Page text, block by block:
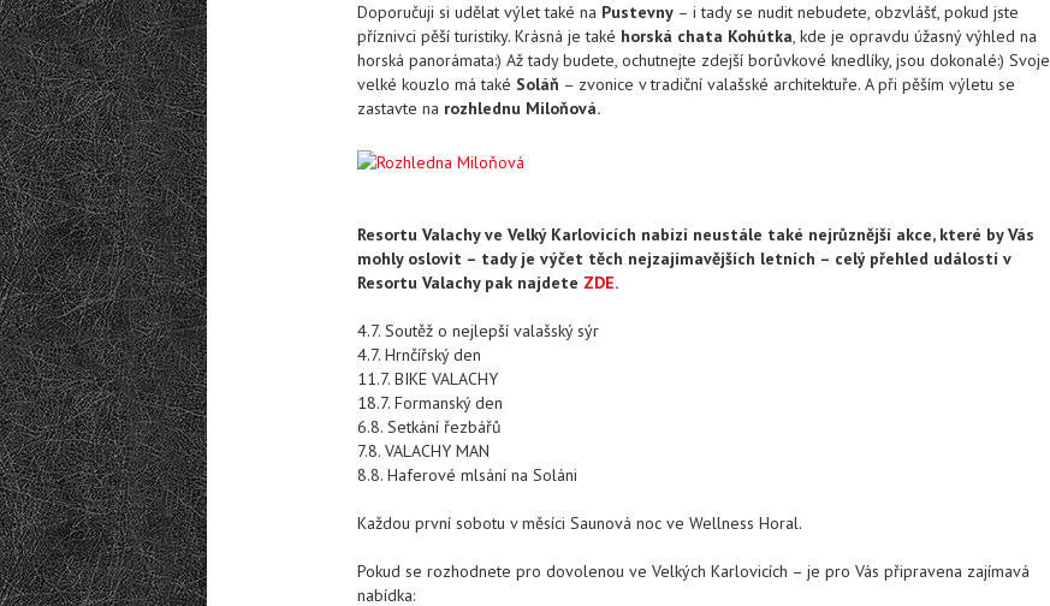
Doporučuji si udělat výlet také na Pustevny – i tady se nudit nebudete, obzvlášť, pokud jste
příznivci pěší turistiky. Krásná je také horská chata Kohútka, kde je opravdu úžasný výhled na
horská panorámata:) Až tady budete, ochutnejte zdejší borůvkové knedlíky, jsou dokonalé:) Svoje
velké kouzlo má také Soláň – zvonice v tradiční valašské architektuře. A při pěším výletu se
zastavte na rozhlednu Miloňová.
Resortu Valachy ve Velký Karlovicích nabízí neustále také nejrůznější akce, které by Vás
mohly oslovit – tady je výčet těch nejzajímavějších letních – celý přehled událostí v
Resortu Valachy pak najdete ZDE.
4.7. Soutěž o nejlepší valašský sýr
4.7. Hrnčířský den
11.7. BIKE VALACHY
18.7. Formanský den
6.8. Setkání řezbářů
7.8. VALACHY MAN
8.8. Haferové mlsání na Soláni
Každou první sobotu v měsíci Saunová noc ve Wellness Horal.
Pokud se rozhodnete pro dovolenou ve Velkých Karlovicích – je pro Vás připravena zajímavá
nabídka: